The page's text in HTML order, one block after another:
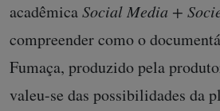
acadêmicaSocial Media +
compreender como o
Fumaça, produzido pela
valeu-se das possibilidades da